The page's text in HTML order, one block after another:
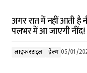
अगर रात में नहीं आती है
पलभर में आ जाएगी नींद!
लाइफ स्टाइल हेल्थ 05/01/